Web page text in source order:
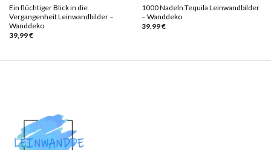
Ein flüchtiger Blick in die
Vergangenheit Leinwandbilder –
Wanddeko
39,99€
1000 Nadeln Tequila Leinwandbilder
– Wanddeko
39,99€